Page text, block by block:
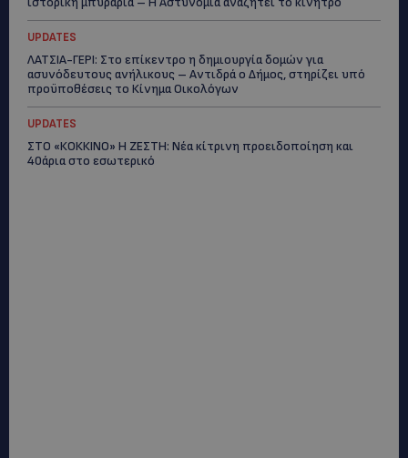
UPDATES
ΛΑΤΣΙΑ-ΓΕΡΙ: Στο επίκεντρο η δημιουργία δομών για
ασυνόδευτους ανήλικους – Αντιδρά ο Δήμος, στηρίζει υπό
προϋποθέσεις το Κίνημα Οικολόγων
UPDATES
ΣΤΟ «ΚΟΚΚΙΝΟ» Η ΖΕΣΤΗ: Νέα κίτρινη προειδοποίηση και
40άρια στο εσωτερικό